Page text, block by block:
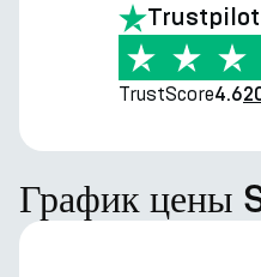
Trustpilot
TrustScore4.6
График цены